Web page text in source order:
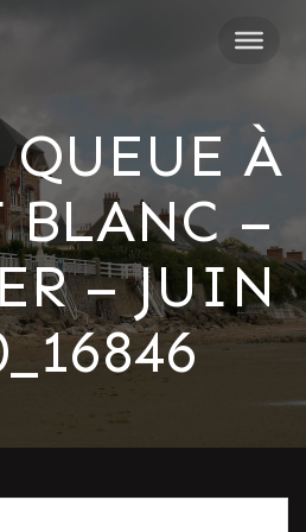
QUEUE À
BLANC –
– JUIN